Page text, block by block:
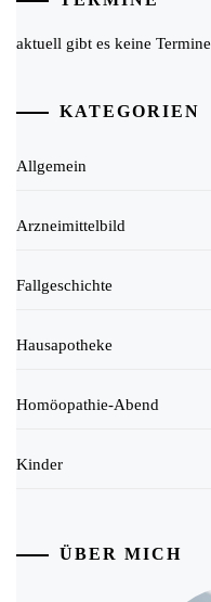
aktuell gibt es keine Termine
KATEGORIEN
Allgemein
Arzneimittelbild
Fallgeschichte
Hausapotheke
Homöopathie-Abend
Kinder
ÜBER MICH